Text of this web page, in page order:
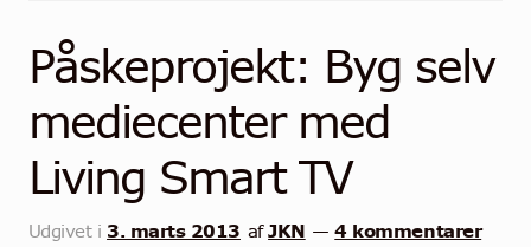
Påskeprojekt: Byg selv
mediecenter med
Living Smart TV
Udgivet i 3. marts 2013 afJKN —4 kommentarer